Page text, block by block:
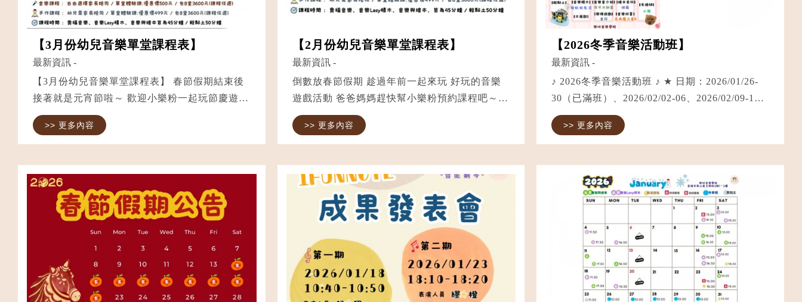
【3月份幼兒音樂單堂課程表】
最新資訊 -
【3月份幼兒音樂單堂課程表】 春節假期結束後
接著就是元宵節啦～ 歡迎小樂粉一起玩節慶遊戲
爸爸媽媽趕快幫小樂粉預約課程吧～ ✅音樂與繪
本｜3歲以上 ✅音樂Lasy積木｜3歲以上 ✅奧福
>> 更多內容
【2月份幼兒音樂單堂課程表】
最新資訊-
倒數放春節假期 趁過年前一起來玩 好玩的音樂
遊戲活動 爸爸媽媽趕快幫小樂粉預約課程吧～
✔ 音樂與繪本｜3歲以上 ✔ 音樂Lasy積木｜3歲
以上 ✔ 奧福音樂｜1.5歲以上 ✔ 輕黏土手作｜
>> 更多內容
【2026冬季音樂活動班】
最新資訊 -
♪ 2026冬季音樂活動班 ♪ ★ 日期：2026/01/26-
30（已滿班）、2026/02/02-06、2026/02/09-13
★ 時間：週一至週五，上午10：00至下午4：00
★ 地點：高雄市鳳山區文興街2號1～2樓 ★ 年
>> 更多內容